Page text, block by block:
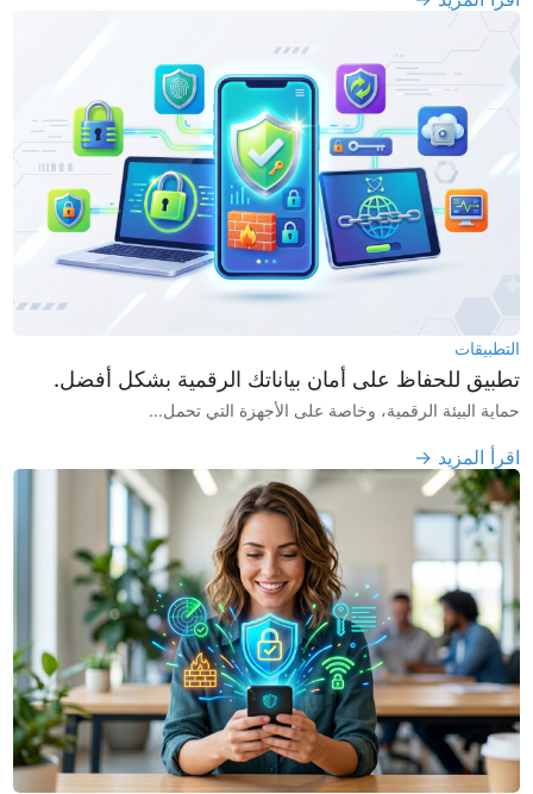
التطبيقات
تطبيق للحفاظ على أمان بياناتك الرقمية بشكل أفضل.
حماية البيئة الرقمية، وخاصة على الأجهزة التي تحمل...
اقرأ المزيد →